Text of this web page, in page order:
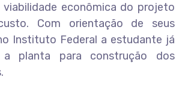
viabilidade econômica do projeto
Com orientação de seus
Instituto Federal a estudante já
a planta para construção dos